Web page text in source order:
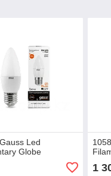
Led
Globe
1